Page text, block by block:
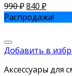
990₽840 ₽
Распродажа!
Добавить в
Аксессуары для